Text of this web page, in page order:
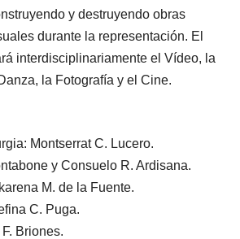
y destruyendo obras
durante la representación. El
interdisciplinariamente el Vídeo, la
la Fotografía y el Cine.
Montserrat C. Lucero.
y Consuelo R. Ardisana.
M. de la Fuente.
C. Puga.
Briones.